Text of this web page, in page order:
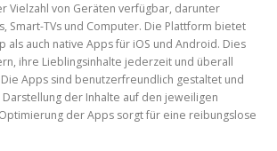
Vielzahl von Geräten verfügbar, darunter
Smart-TVs und Computer. Die Plattform bietet
als auch native Apps für iOS und Android. Dies
ihre Lieblingsinhalte jederzeit und überall
Apps sind benutzerfreundlich gestaltet und
der Inhalte auf den jeweiligen
der Apps sorgt für eine reibungslose